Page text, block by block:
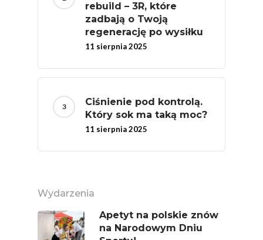
rebuild – 3R, które
zadbają o Twoją
regenerację po wysiłku
11 sierpnia 2025
Ciśnienie pod kontrolą.
Który sok ma taką moc?
11 sierpnia 2025
Wydarzenia
Apetyt na polskie znów
na Narodowym Dniu
# Wybieram
Certyfikowany
Konsumpcji Warzyw
Federacja
Związków